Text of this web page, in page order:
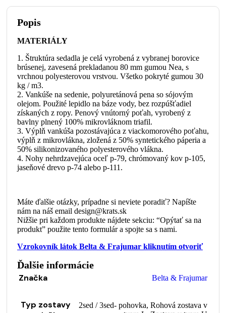
Popis
MATERIÁLY
1. Štruktúra sedadla je celá vyrobená z vybranej borovice
brúsenej, zavesená prekladanou 80 mm gumou Nea, s
vrchnou polyesterovou vrstvou. Všetko pokryté gumou 30
kg / m3.
2. Vankúše na sedenie, polyuretánová pena so sójovým
olejom. Použité lepidlo na báze vody, bez rozpúšťadiel
získaných z ropy. Penový vnútorný poťah, vyrobený z
bavlny plnený 100% mikrovláknom triafil.
3. Výplň vankúša pozostávajúca z viackomorového poťahu,
výplň z mikrovlákna, zložená z 50% syntetického páperia a
50% silikonizovaného polyesterového vlákna.
4. Nohy nehrdzavejúca oceľ p-79, chrómovaný kov p-105,
jaseňové drevo p-74 alebo p-111.
Máte ďalšie otázky, prípadne si neviete poradiť? Napíšte
nám na náš email design@krats.sk
Nižšie pri každom produkte nájdete sekciu: “Opýtať sa na
produkt” použite tento formulár a spojte sa s nami.
Vzrokovník látok Belta & Frajumar kliknutím otvoriť
Ďalšie informácie
Značka Belta & Frajumar
Typ zostavy
2sed / 3sed- pohovka, Rohová zostava v